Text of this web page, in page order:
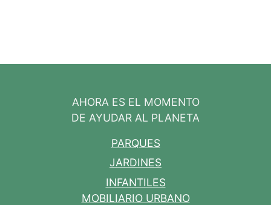
AHORA ES EL MOMENTO
DE AYUDAR AL PLANETA
PARQUES
JARDINES
INFANTILES
MOBILIARIO URBANO